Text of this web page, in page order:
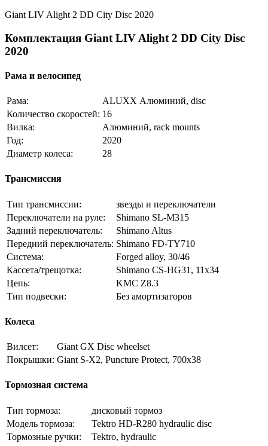
Giant LIV Alight 2 DD City Disc 2020
Комплектация Giant LIV Alight 2 DD City Disc
2020
Рама и велосипед
Рама:
ALUXX Алюминий, disc
Количество скоростей: 16
Вилка:
Алюминий, rack mounts
Год:
2020
Диаметр колеса:
28
Трансмиссия
Тип трансмиссии:
звезды и переключатели
Переключатели на руле:
Shimano SL-M315
Задний переключатель:
Shimano Altus
Передний переключатель: Shimano FD-TY710
Система:
Forged alloy, 30/46
Кассета/трещотка:
Shimano CS-HG31, 11x34
Цепь:
KMC Z8.3
Тип подвески:
Без амортизаторов
Колеса
Вилсет:
Giant GX Disc wheelset
Покрышки: Giant S-X2, Puncture Protect, 700x38
Тормозная система
Тип тормоза:
дисковый тормоз
Модель тормоза:
Tektro HD-R280 hydraulic disc
Тормозные ручки:
Tektro, hydraulic